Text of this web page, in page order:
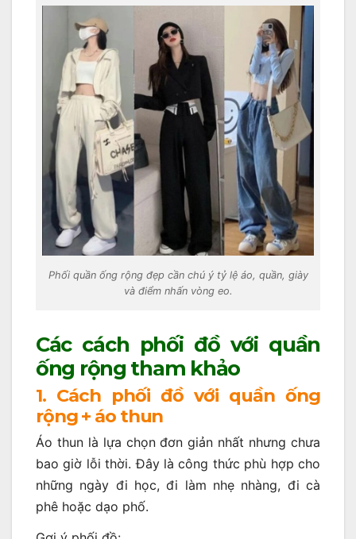
Phối quần ống rộng đẹp cần chú ý tỷ lệ áo, quần, giày
và điểm nhấn vòng eo.
Các cách phối đồ với quần
ống rộng tham khảo
1. Cách phối đồ với quần ống
rộng + áo thun
Áo thun là lựa chọn đơn giản nhất nhưng chưa
bao giờ lỗi thời. Đây là công thức phù hợp cho
những ngày đi học, đi làm nhẹ nhàng, đi cà
phê hoặc dạo phố.